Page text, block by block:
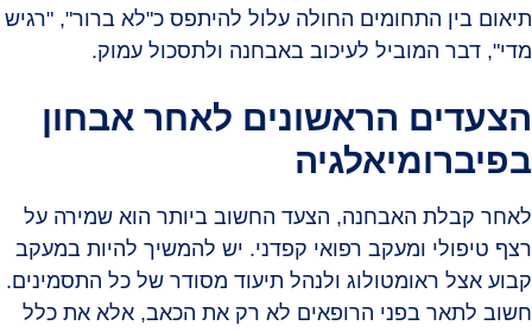
תיאום בין התחומים החולה עלול להיתפס כ"לא ברור", "רגיש
מדי", דבר המוביל לעיכוב באבחנה ולתסכול עמוק.
הצעדים הראשונים לאחר אבחון
בפיברומיאלגיה
לאחר קבלת האבחנה, הצעד החשוב ביותר הוא שמירה על
רצף טיפולי ומעקב רפואי קפדני. יש להמשיך להיות במעקב
קבוע אצל ראומטולוג ולנהל תיעוד מסודר של כל התסמינים.
חשוב לתאר בפני הרופאים לא רק את הכאב, אלא את כלל